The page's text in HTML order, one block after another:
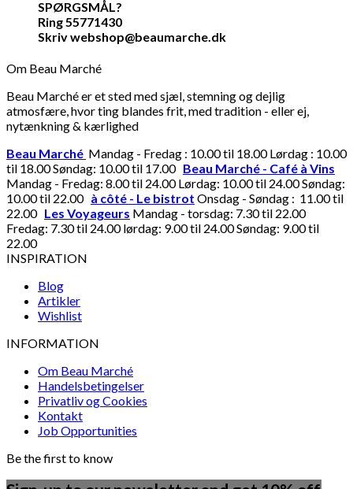
SPØRGSMÅL?
Ring 55771430
Skriv webshop@beaumarche.dk
Om Beau Marché
Beau Marché er et sted med sjæl, stemning og dejlig
atmosfære, hvor ting blandes frit, med tradition - eller ej,
nytænkning & kærlighed
Beau Marché Mandag - Fredag : 10.00 til 18.00 Lørdag : 10.00
til 18.00 Søndag: 10.00 til 17.00 Beau Marché - Café à Vins
Mandag - Fredag: 8.00 til 24.00 Lørdag: 10.00 til 24.00 Søndag:
10.00 til 22.00 à côté - Le bistrot Onsdag - Søndag : 11.00 til
22.00 Les Voyageurs Mandag - torsdag: 7.30 til 22.00
Fredag: 7.30 til 24.00 lørdag: 9.00 til 24.00 Søndag: 9.00 til
22.00
INSPIRATION
Blog
Artikler
Wishlist
INFORMATION
Om Beau Marché
Handelsbetingelser
Privatliv og Cookies
Kontakt
Job Opportunities
Be the first to know